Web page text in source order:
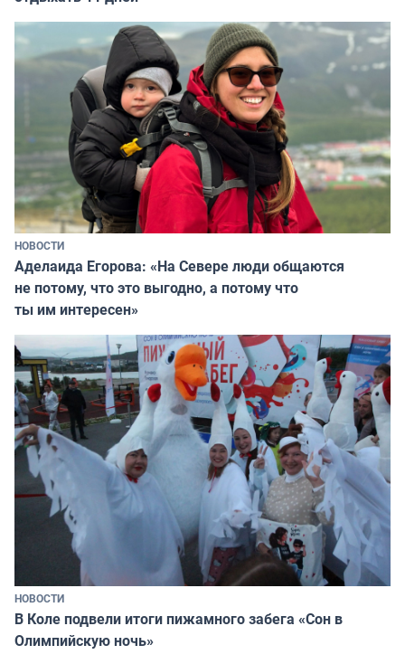
НОВОСТИ
Аделаида Егорова: «На Севере люди общаются
не потому, что это выгодно, а потому что
ты им интересен»
НОВОСТИ
В Коле подвели итоги пижамного забега «Сон в
Олимпийскую ночь»